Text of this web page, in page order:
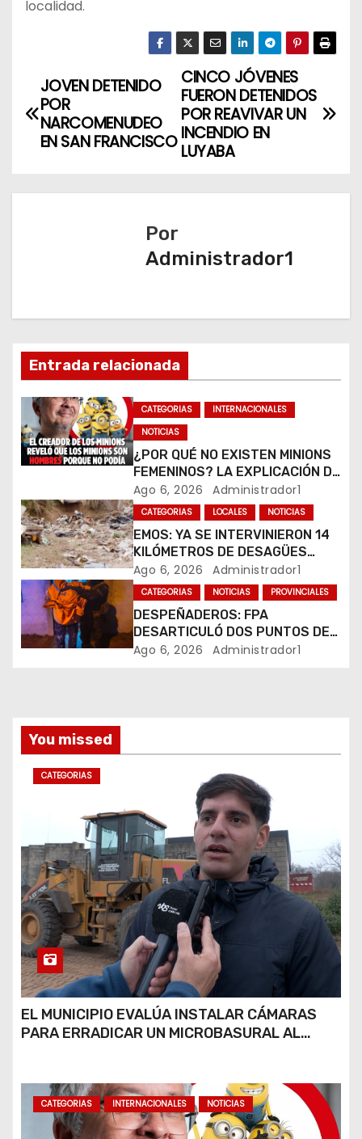
localidad.
N
a
e
i
ó
n
d
e
n
t
r
a
s
CINCO JÓVENES
FUERON DETENIDOS
POR REAVIVAR UN
INCENDIO EN
LUYABA
JOVEN DETENIDO
POR
NARCOMENUDEO
EN SAN FRANCISCO
Por
Administrador1
Entrada relacionada
CATEGORIAS
INTERNACIONALES
NOTICIAS
¿POR QUÉ NO EXISTEN MINIONS
FEMENINOS? LA EXPLICACIÓN DE
SU CREADOR QUE VOLVIÓ A
VIRALIZARSE
Ago 6, 2026 Administrador1
CATEGORIAS LOCALES NOTICIAS
EMOS: YA SE INTERVINIERON 14
KILÓMETROS DE DESAGÜES
PLUVIALES
Ago 6, 2026 Administrador1
CATEGORIAS NOTICIAS PROVINCIALES
DESPEÑADEROS: FPA
DESARTICULÓ DOS PUNTOS DE
VENTA DE DROGAS. TRES
Ago 6, 2026 Administrador1
You missed
CATEGORIAS
EL MUNICIPIO EVALÚA INSTALAR CÁMARAS
PARA ERRADICAR UN MICROBASURAL AL
CATEGORIAS INTERNACIONALES NOTICIAS